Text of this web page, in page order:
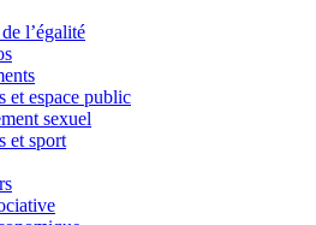
l’égalité
et espace public
sexuel
et sport